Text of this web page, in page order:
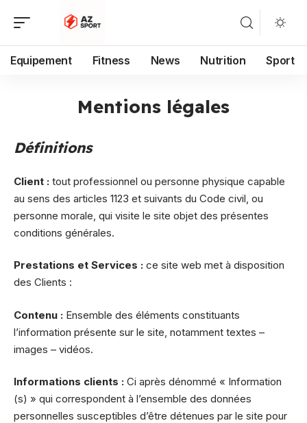
Equipement Fitness News Nutrition Sport
Mentions légales
Définitions
Client : tout professionnel ou personne physique capable
au sens des articles 1123 et suivants du Code civil, ou
personne morale, qui visite le site objet des présentes
conditions générales.
Prestations et Services : ce site web met à disposition
des Clients :
Contenu : Ensemble des éléments constituants
l’information présente sur le site, notamment textes –
images – vidéos.
Informations clients : Ci après dénommé « Information
(s) » qui correspondent à l’ensemble des données
personnelles susceptibles d’être détenues par le site pour